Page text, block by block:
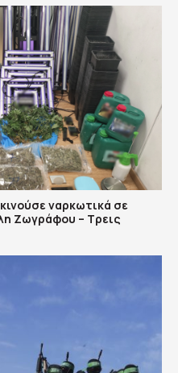
ναρκωτικά σε
Ζωγράφου – Τρεις